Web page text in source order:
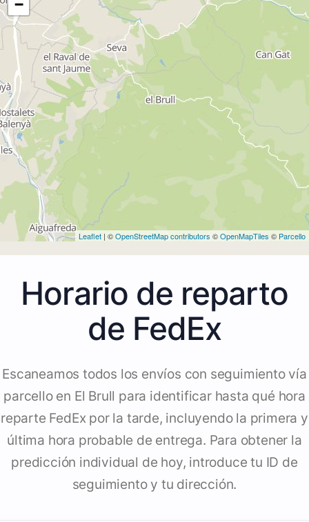
−
Leaflet | ©OpenStreetMap contributors ©OpenMapTiles © Parcello
Horario de reparto
de FedEx
Escaneamos todos los envíos con seguimiento vía
parcello en El Brull para identificar hasta qué hora
reparte FedEx por la tarde, incluyendo la primera y
última hora probable de entrega. Para obtener la
predicción individual de hoy, introduce tu ID de
seguimiento y tu dirección.